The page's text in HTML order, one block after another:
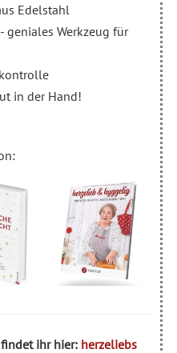
Edelstahl
- geniales Werkzeug für
in der Hand!
ihr hier: herzeliebs